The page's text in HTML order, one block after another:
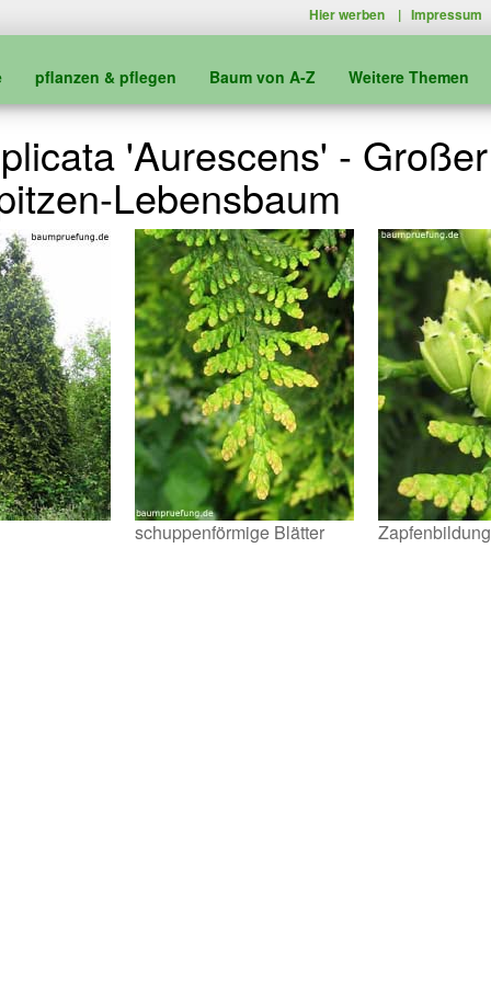
Hier werben |Impressum
pflanzen & pflegen Baum von A-Z Weitere Themen
'Aurescens' - Großer
Lebensbaum
schuppenförmige Blätter Zapfenbildung